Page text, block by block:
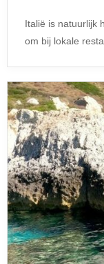
Italië is natuurlijk
om bij lokale